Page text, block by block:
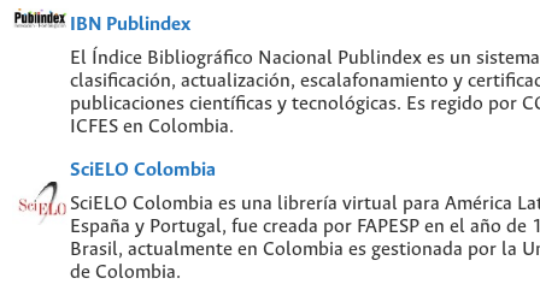
IBN Publindex
El Índice Bibliográfico Nacional Publindex es un
clasificación, actualización, escalafonamiento y
publicaciones científicas y tecnológicas. Es regido por
ICFES en Colombia.
SciELO Colombia
SciELO Colombia es una librería virtual para América
España y Portugal, fue creada por FAPESP en el año de
Brasil, actualmente en Colombia es gestionada por la
de Colombia.